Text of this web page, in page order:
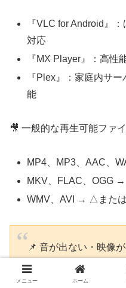
『VLC for Android』
対応
『MX Player』：高性
『Plex』：家庭内サ
能
🎥 一般的な再生可能ファイ
MP4、MP3、AAC、
MKV、FLAC、OGG
WMV、AVI → △または
📌 音が出ない・映像
プリでの再生を試して
メニュー ホーム